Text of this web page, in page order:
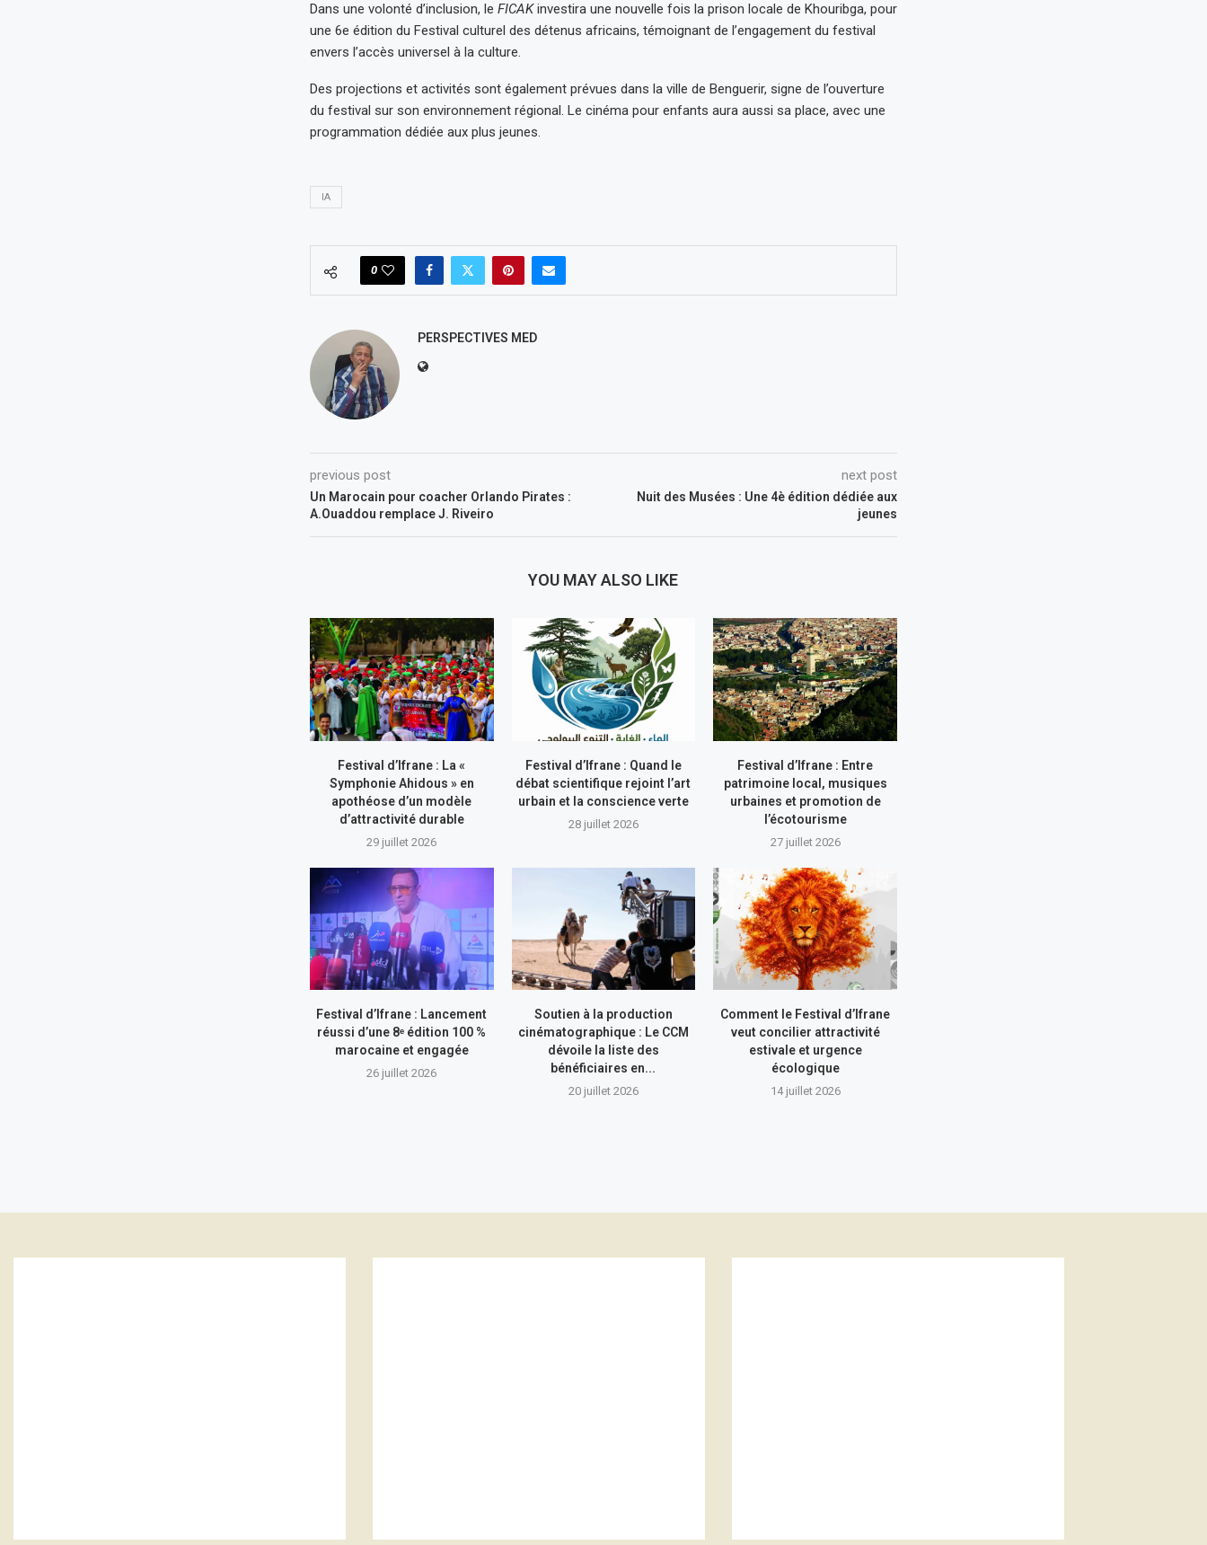
Dans une volonté d’inclusion, le FICAKinvestira une nouvelle fois la prison locale de Khouribga, pour
une 6e édition du Festival culturel des détenus africains, témoignant de l’engagement du festival
envers l’accès universel à la culture.
Des projections et activités sont également prévues dans la ville de Benguerir, signe de l’ouverture
du festival sur son environnement régional. Le cinéma pour enfants aura aussi sa place, avec une
programmation dédiée aux plus jeunes.
IA
0
PERSPECTIVES MED
previous post
Un Marocain pour coacher Orlando Pirates :
A.Ouaddou remplace J. Riveiro
next post
Nuit des Musées : Une 4è édition dédiée aux
jeunes
YOU MAY ALSO LIKE
Festival d’Ifrane : La «
Symphonie Ahidous » en
apothéose d’un modèle
d’attractivité durable
29 juillet 2026
Festival d’Ifrane : Quand le
débat scientifique rejoint l’art
urbain et la conscience verte
28 juillet 2026
Festival d’Ifrane : Entre
patrimoine local, musiques
urbaines et promotion de
l’écotourisme
27 juillet 2026
Festival d’Ifrane : Lancement
réussi d’une 8ᵉ édition 100 %
marocaine et engagée
26 juillet 2026
Soutien à la production
cinématographique : Le CCM
dévoile la liste des
bénéficiaires en...
20 juillet 2026
Comment le Festival d’Ifrane
veut concilier attractivité
estivale et urgence
écologique
14 juillet 2026